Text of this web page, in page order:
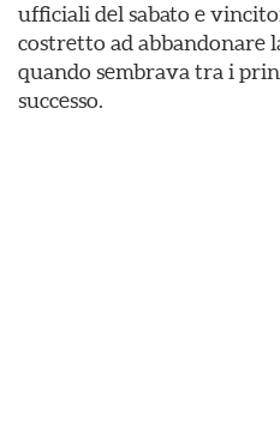
ufficiali del sabato e
costretto ad abbandonare
quando sembrava tra i
successo.